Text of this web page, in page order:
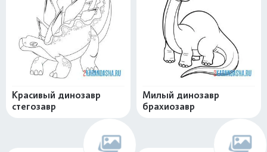
Красивый динозавр
стегозавр
Милый динозавр
брахиозавр